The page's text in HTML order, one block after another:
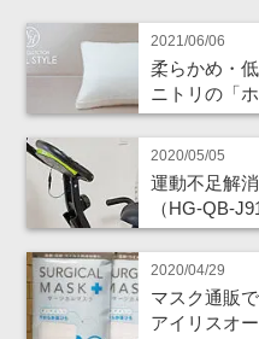
2021/06/06
柔らかめ・
ニトリの「
2020/05/05
運動不足解
（HG-QB-
2020/04/29
マスク通販
アイリスオ